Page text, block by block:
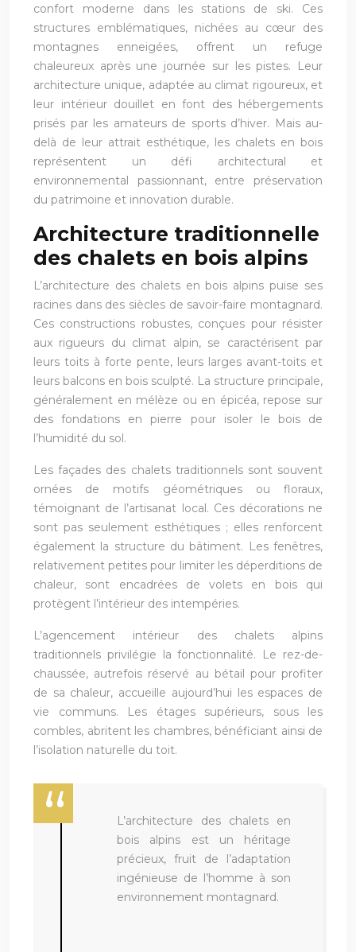
confort moderne dans les stations de ski. Ces
structures emblématiques, nichées au cœur des
montagnes enneigées, offrent un refuge
chaleureux après une journée sur les pistes. Leur
architecture unique, adaptée au climat rigoureux, et
leur intérieur douillet en font des hébergements
prisés par les amateurs de sports d’hiver. Mais au-
delà de leur attrait esthétique, les chalets en bois
représentent un défi architectural et
environnemental passionnant, entre préservation
du patrimoine et innovation durable.
Architecture traditionnelle
des chalets en bois alpins
L’architecture des chalets en bois alpins puise ses
racines dans des siècles de savoir-faire montagnard.
Ces constructions robustes, conçues pour résister
aux rigueurs du climat alpin, se caractérisent par
leurs toits à forte pente, leurs larges avant-toits et
leurs balcons en bois sculpté. La structure principale,
généralement en mélèze ou en épicéa, repose sur
des fondations en pierre pour isoler le bois de
l’humidité du sol.
Les façades des chalets traditionnels sont souvent
ornées de motifs géométriques ou floraux,
témoignant de l’artisanat local. Ces décorations ne
sont pas seulement esthétiques ; elles renforcent
également la structure du bâtiment. Les fenêtres,
relativement petites pour limiter les déperditions de
chaleur, sont encadrées de volets en bois qui
protègent l’intérieur des intempéries.
L’agencement intérieur des chalets alpins
traditionnels privilégie la fonctionnalité. Le rez-de-
chaussée, autrefois réservé au bétail pour profiter
de sa chaleur, accueille aujourd’hui les espaces de
vie communs. Les étages supérieurs, sous les
combles, abritent les chambres, bénéficiant ainsi de
l’isolation naturelle du toit.
L’architecture des chalets en
bois alpins est un héritage
précieux, fruit de l’adaptation
ingénieuse de l’homme à son
environnement montagnard.